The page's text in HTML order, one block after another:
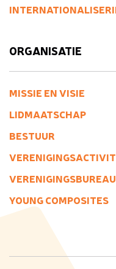
ORGANISATIE
MISSIE EN VISIE
LIDMAATSCHAP
BESTUUR
VERENIGINGSBUREAU
YOUNG COMPOSITES